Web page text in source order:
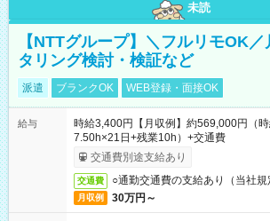
未読
【NTTグループ】＼フルリモOK
タリング検討・検証など
派遣 ブランクOK WEB登録・面接OK
給与
時給3,400円【月収例】約569,000円（
7.50h×21日+残業10h）+交通費
交通費別途支給あり
交通費 ○通勤交通費の支給あり（当社規
月収例 30万円～